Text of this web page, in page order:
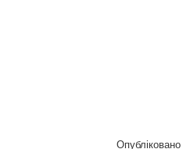
Опубліковано